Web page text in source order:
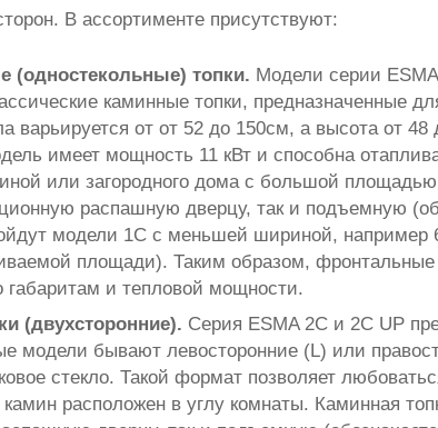
В ассортименте присутствуют:
(одностекольные) топки. Модели серии
каминные топки, предназначенные
варьируется от от 52 до 150см, а высота от
имеет мощность 11 кВт и способна
или загородного дома с большой
распашную дверцу, так и подъемную
модели 1C с меньшей шириной, например
площади). Таким образом,
габаритам и тепловой мощности.
(двухсторонние). Серия ESMA 2C и 2C UP
модели бывают левосторонние (L) или
стекло. Такой формат позволяет
расположен в углу комнаты. Каминная